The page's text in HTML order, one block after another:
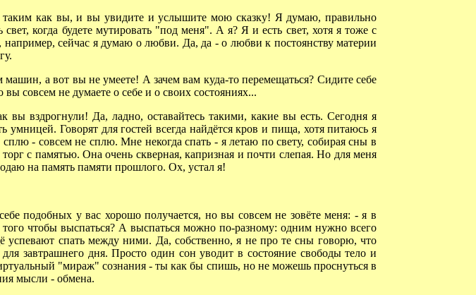
как вы, и вы увидите и услышите мою сказку! Я думаю, правильно
когда будете мутировать "под меня". А я? Я и есть свет, хотя я тоже с
сейчас я думаю о любви. Да, да - о любви к постоянству материи
а вот вы не умеете! А зачем вам куда-то перемещаться? Сидите себе
совсем не думаете о себе и о своих состояниях...
вздрогнули! Да, ладно, оставайтесь такими, какие вы есть. Сегодня я
Говорят для гостей всегда найдётся кров и пища, хотя питаюсь я
- совсем не сплю. Мне некогда спать - я летаю по свету, собирая сны в
с памятью. Она очень скверная, капризная и почти слепая. Но для меня
на память памяти прошлого. Ох, устал я!
подобных у вас хорошо получается, но вы совсем не зовёте меня: - я в
чтобы выспаться? А выспаться можно по-разному: одним нужно всего
успевают спать между ними. Да, собственно, я не про те сны говорю, что
завтрашнего дня. Просто один сон уводит в состояние свободы тело и
"мираж" сознания - ты как бы спишь, но не можешь проснуться в
мысли - обмена.